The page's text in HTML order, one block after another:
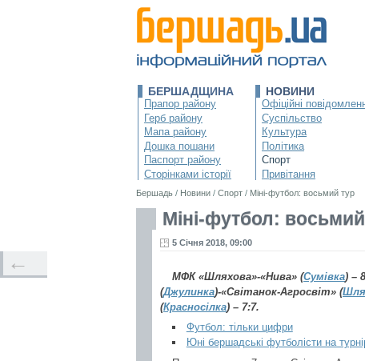
БЕРШАДЩИНА
Прапор району
Герб району
Мапа району
Дошка пошани
Паспорт району
Сторінками історії
НОВИНИ
Офіційні
Суспільство
Культура
Політика
Спорт
Привітання
Бершадь / Новини / Спорт / Міні-футбол: восьмий тур
Міні-футбол:
5 Січня 2018, 09:00
МФК «Шляхова»-«Нива» (Сумівка) –
(Джулинка)-«Світанок-Агросвіт» (
(Красносілка) – 7:7.
Футбол: тільки цифри
Юні бершадські футболісти на
←